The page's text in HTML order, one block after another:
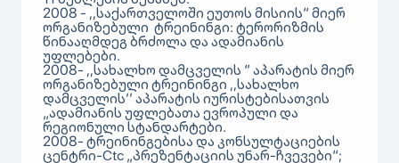
2008 - ,,საქართველოში ეუთოს მისიის“ მიერ
ორგანიზებული ტრეინინგი: ტერორიზმის
წინააღმდეგ ბრძოლა და ადამიანის
უფლებები.
2008- ,,სახალხო დამცველის ‘’ აპარატის მიერ
ორგანიზებული ტრეინინგი ,,სახალხო
დამცველის’’ აპარატის იურისტებისათვის
„ადამიანის უფლებათა ევროპული და
რეგიონული სტანდარტები.
2008- ტრეინინგებისა და კონსულტაციების
ცენტრი-Ctc „პრეზენტაციის უნარ-ჩვევები“;